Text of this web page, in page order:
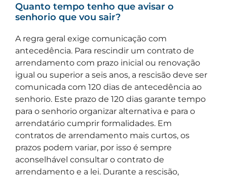
Quanto tempo tenho que avisar o
senhorio que vou sair?
A regra geral exige comunicação com
antecedência. Para rescindir um contrato de
arrendamento com prazo inicial ou renovação
igual ou superior a seis anos, a rescisão deve ser
comunicada com 120 dias de antecedência ao
senhorio. Este prazo de 120 dias garante tempo
para o senhorio organizar alternativa e para o
arrendatário cumprir formalidades. Em
contratos de arrendamento mais curtos, os
prazos podem variar, por isso é sempre
aconselhável consultar o contrato de
arrendamento e a lei. Durante a rescisão,